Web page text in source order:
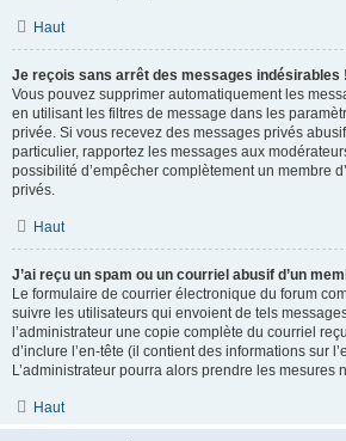
Haut
Je reçois sans arrêt des messages indésirables !
Vous pouvez supprimer automatiquement les
en utilisant les filtres de message dans les
privée. Si vous recevez des messages privés
particulier, rapportez les messages aux
possibilité d’empêcher complètement un membre
privés.
Haut
J’ai reçu un spam ou un courriel abusif d’un
Le formulaire de courrier électronique du forum
suivre les utilisateurs qui envoient de tels
l’administrateur une copie complète du courriel
d’inclure l’en-tête (il contient des informations sur
L’administrateur pourra alors prendre les mesures
Haut